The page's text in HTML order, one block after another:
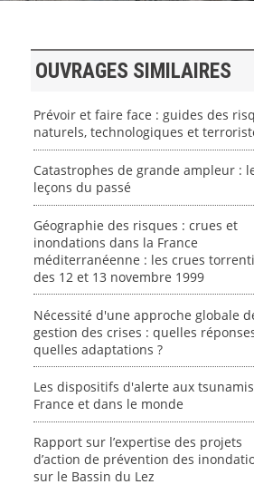
OUVRAGES SIMILAIRES
Prévoir et faire face : guides des
naturels, technologiques et
Catastrophes de grande ampleur :
leçons du passé
Géographie des risques : crues et
inondations dans la France
méditerranéenne : les crues
des 12 et 13 novembre 1999
Nécessité d'une approche globale
gestion des crises : quelles
quelles adaptations ?
Les dispositifs d'alerte aux
France et dans le monde
Rapport sur l’expertise des projets
d’action de prévention des
sur le Bassin du Lez